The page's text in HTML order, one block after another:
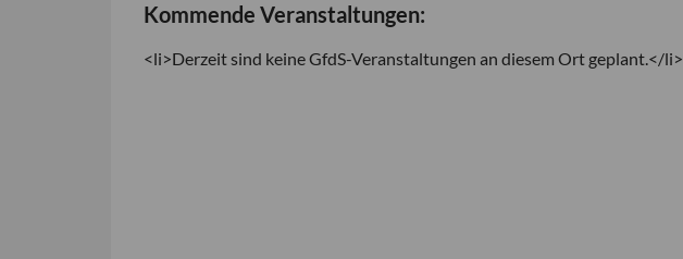
Kommende Veranstaltungen:
<li>Derzeit sind keine GfdS-Veranstaltungen an diesem Ort geplant.</li>